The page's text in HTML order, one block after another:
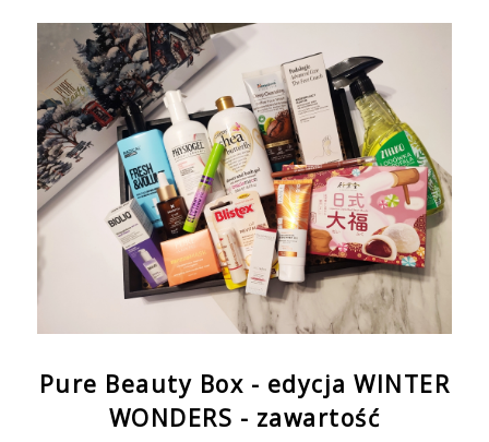
Pure Beauty Box - edycja WINTER
WONDERS - zawartość